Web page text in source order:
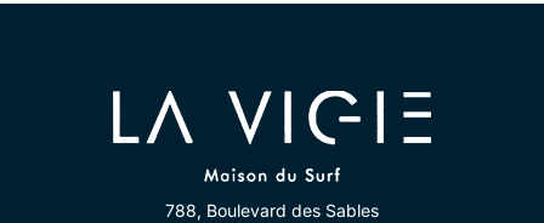
788, Boulevard des Sables